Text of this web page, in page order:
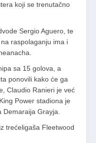
koji se trenutačno
Sergio Aguero, te
raspolaganju ima i
sa 15 golova, a
ponovili kako će ga
Claudio Ranieri je već
Power stadiona je
Grayja.
trećeligaša Fleetwood